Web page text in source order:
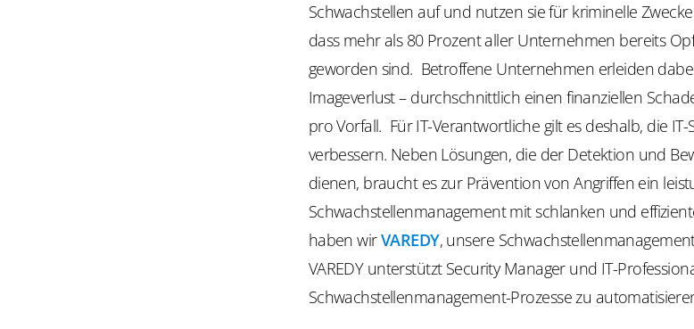
Schwachstellen auf und nutzen sie für kriminelle
dass mehr als 80 Prozent aller Unternehmen bereits
geworden sind. Betroffene Unternehmen erleiden
Imageverlust – durchschnittlich einen finanziellen
pro Vorfall. Für IT-Verantwortliche gilt es deshalb, die
verbessern. Neben Lösungen, die der Detektion und
dienen, braucht es zur Prävention von Angriffen ein
Schwachstellenmanagement mit schlanken und
haben wirVAREDY, unsere
VAREDY unterstützt Security Manager und IT-
Schwachstellenmanagement-Prozesse zu